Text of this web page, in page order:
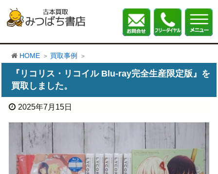
HOME 買取事例
『リコリス・リコイル Blu-ray完全生産限定版』を
買取しました。
2025年7月15日